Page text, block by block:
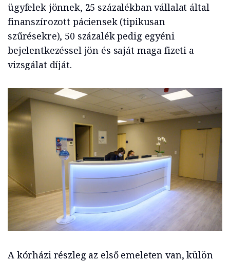
ügyfelek jönnek, 25 százalékban vállalat által
finanszírozott páciensek (tipikusan
szűrésekre), 50 százalék pedig egyéni
bejelentkezéssel jön és saját maga fizeti a
vizsgálat díját.
A kórházi részleg az első emeleten van, külön